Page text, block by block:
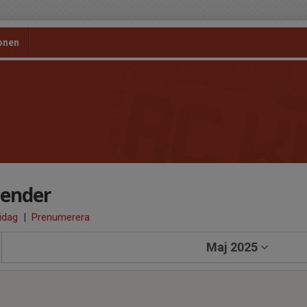
| Prenumerera
Maj 2025